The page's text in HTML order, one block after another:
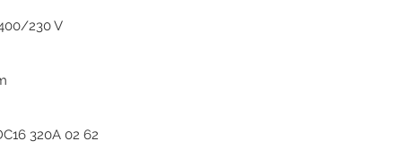
230 V
320A 02 62